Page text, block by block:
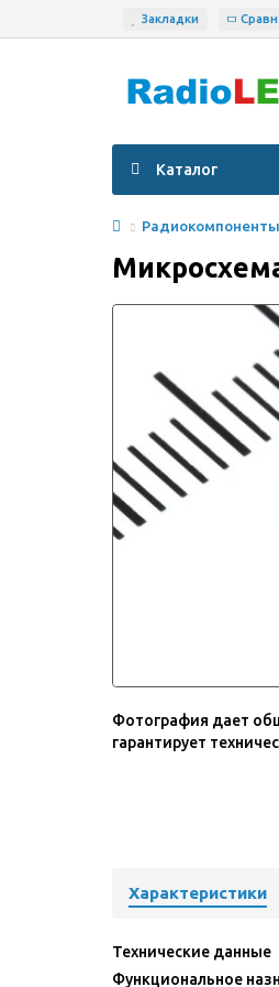
Закладки
Каталог
Фотография дает
гарантирует
Характеристики
Технические данные
Функциональное